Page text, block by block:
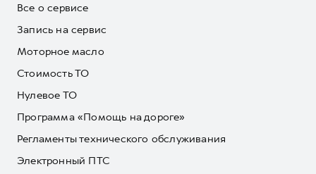
Все о сервисе
Запись на сервис
Моторное масло
Стоимость ТО
Нулевое ТО
Программа «Помощь на дороге»
Регламенты технического обслуживания
Электронный ПТС